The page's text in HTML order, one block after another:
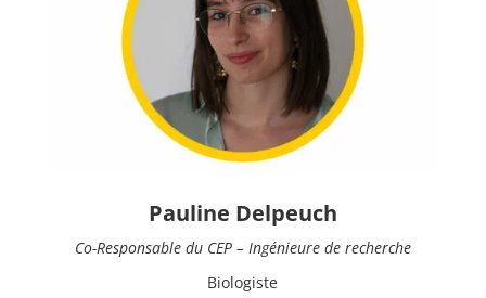
Pauline Delpeuch
Co-Responsable du CEP – Ingénieure de recherche
Biologiste